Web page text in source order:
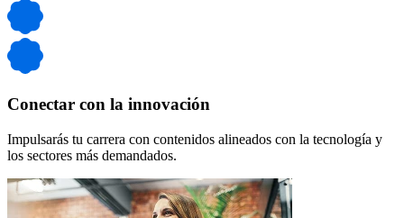
Conectar con la innovación
Impulsarás tu carrera con contenidos alineados con la tecnología y
los sectores más demandados.